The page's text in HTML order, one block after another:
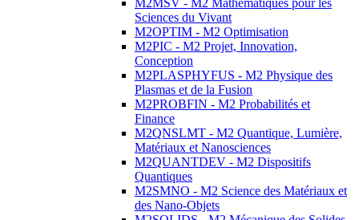
M2MSV - M2 Mathématiques pour les
Sciences du Vivant
M2OPTIM - M2 Optimisation
M2PIC - M2 Projet, Innovation,
Conception
M2PLASPHYFUS - M2 Physique des
Plasmas et de la Fusion
M2PROBFIN - M2 Probabilités et
Finance
M2QNSLMT - M2 Quantique, Lumière,
Matériaux et Nanosciences
M2QUANTDEV - M2 Dispositifs
Quantiques
M2SMNO - M2 Science des Matériaux et
des Nano-Objets